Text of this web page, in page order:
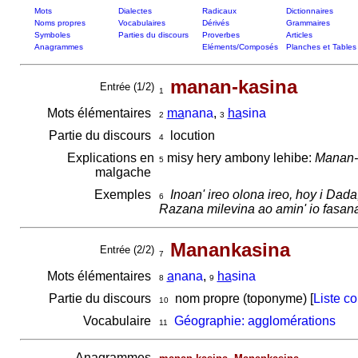
Mots Dialectes Radicaux
Dictionnaires
Noms propres
Vocabulaires Dérivés
Grammaires
Symboles
Parties du discours Proverbes
Articles
Anagrammes
Eléments/Composés Planches et Tables
Entrée (1/2) 1 manan-kasina
Mots élémentaires 2 manana, 3 hasina
Partie du discours
4locution
Explications en
malgache
5misy hery ambony lehibe:
Exemples 6
Inoan' ireo olona ireo, hoy i
Razana milevina ao amin' io
Entrée (2/2) 7 Manankasina
Mots élémentaires 8 anana, 9 hasina
Partie du discours
10nom propre (toponyme) [Liste
Vocabulaire
11 Géographie: agglomérations